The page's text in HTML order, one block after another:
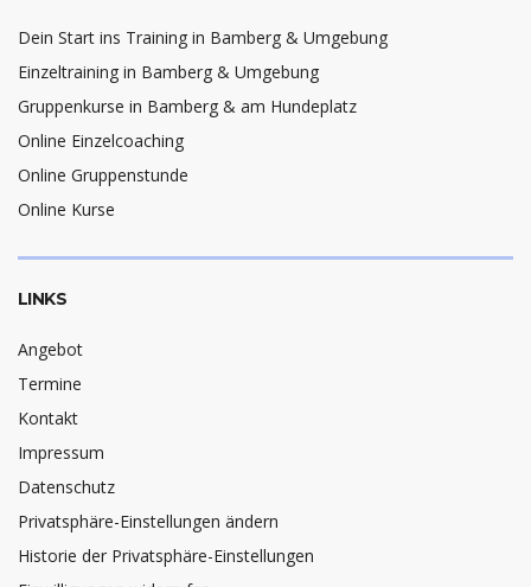
Dein Start ins Training in Bamberg & Umgebung
Einzeltraining in Bamberg & Umgebung
Gruppenkurse in Bamberg & am Hundeplatz
Online Einzelcoaching
Online Gruppenstunde
Online Kurse
LINKS
Angebot
Termine
Kontakt
Impressum
Datenschutz
Privatsphäre-Einstellungen ändern
Historie der Privatsphäre-Einstellungen